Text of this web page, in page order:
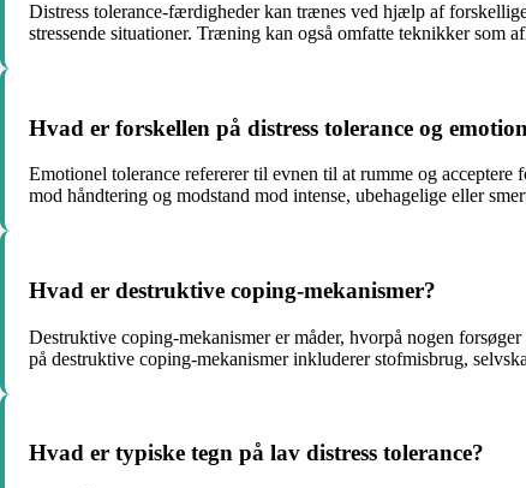
Distress tolerance-færdigheder kan trænes ved hjælp af
stressende situationer. Træning kan også omfatte teknikker som
Hvad er forskellen på distress tolerance og
Emotionel tolerance refererer til evnen til at rumme og
mod håndtering og modstand mod intense, ubehagelige eller
Hvad er destruktive coping-mekanismer?
Destruktive coping-mekanismer er måder, hvorpå nogen
på destruktive coping-mekanismer inkluderer stofmisbrug,
Hvad er typiske tegn på lav distress tolerance?